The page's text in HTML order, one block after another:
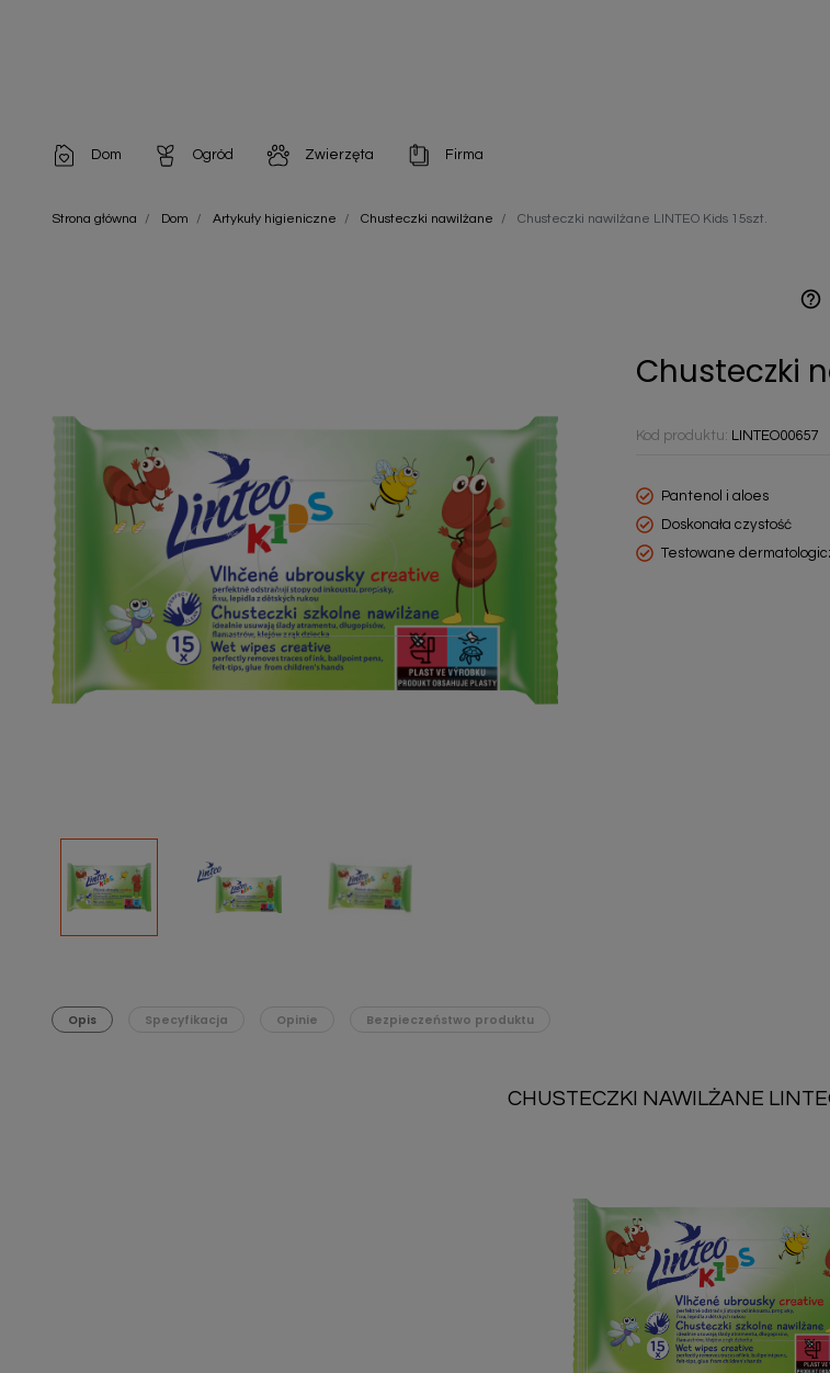
Dom
Artykuły dekoracyjne
Chemia gospodarcza
Zobacz wszystkie
Ogród
Chemia do architektury ogrodowej
Nasiona
Podłoża
Pozostałe
Środki ochrony roślin
Środki ochrony roślin dla profesjonalistów
Zwierzęta
Szampony i odżywki
Firma
Artykuły Higieniczne
Strona główna Dom Artykuły higieniczne Chusteczki nawilżane Chusteczki nawilżane LINTEO Kids 15szt.
help_outline
Chusteczki
Kod produktu: LINTEO00657
Pantenol i aloes
Doskonała czystość
Testowane
Opis Specyfikacja Opinie Bezpieczeństwo produktu
CHUSTECZKI NAWILŻANE